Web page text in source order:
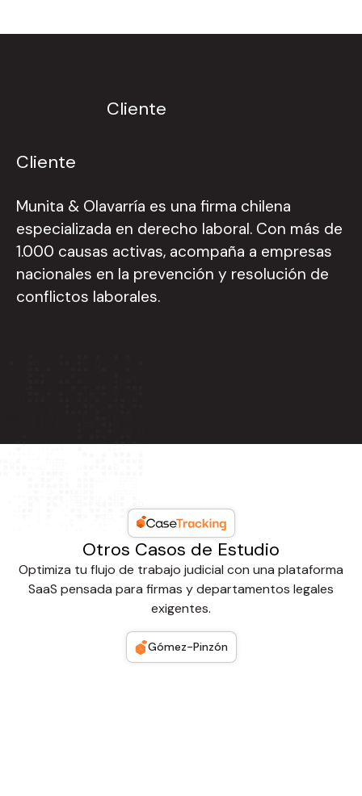
Cliente
Cliente
Munita & Olavarría es una firma chilena
especializada en derecho laboral. Con más de
1.000 causas activas, acompaña a empresas
nacionales en la prevención y resolución de
conflictos laborales.
Otros Casos de Estudio
Optimiza tu flujo de trabajo judicial con una plataforma
SaaS pensada para firmas y departamentos legales
exigentes.
Gómez-Pinzón